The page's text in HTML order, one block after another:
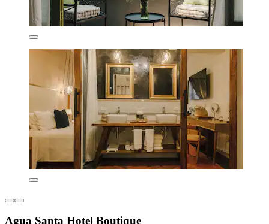
Agua Santa Hotel Boutique